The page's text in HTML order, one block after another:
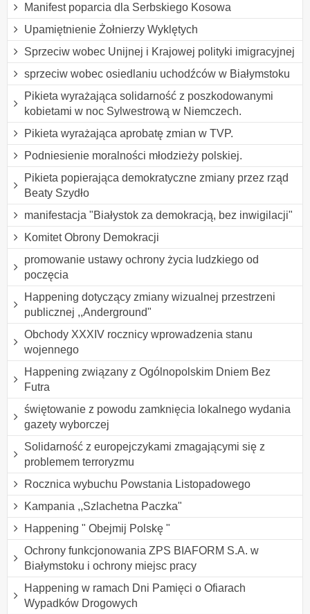
Manifest poparcia dla Serbskiego Kosowa
Upamiętnienie Żołnierzy Wyklętych
Sprzeciw wobec Unijnej i Krajowej polityki imigracyjnej
sprzeciw wobec osiedlaniu uchodźców w Białymstoku
Pikieta wyrażająca solidarność z poszkodowanymi
kobietami w noc Sylwestrową w Niemczech.
Pikieta wyrażająca aprobatę zmian w TVP.
Podniesienie moralności młodzieży polskiej.
Pikieta popierająca demokratyczne zmiany przez rząd
Beaty Szydło
manifestacja "Białystok za demokracją, bez inwigilacji"
Komitet Obrony Demokracji
promowanie ustawy ochrony życia ludzkiego od
poczęcia
Happening dotyczący zmiany wizualnej przestrzeni
publicznej ,,Anderground"
Obchody XXXIV rocznicy wprowadzenia stanu
wojennego
Happening związany z Ogólnopolskim Dniem Bez
Futra
świętowanie z powodu zamknięcia lokalnego wydania
gazety wyborczej
Solidarność z europejczykami zmagającymi się z
problemem terroryzmu
Rocznica wybuchu Powstania Listopadowego
Kampania ,,Szlachetna Paczka"
Happening " Obejmij Polskę "
Ochrony funkcjonowania ZPS BIAFORM S.A. w
Białymstoku i ochrony miejsc pracy
Happening w ramach Dni Pamięci o Ofiarach
Wypadków Drogowych